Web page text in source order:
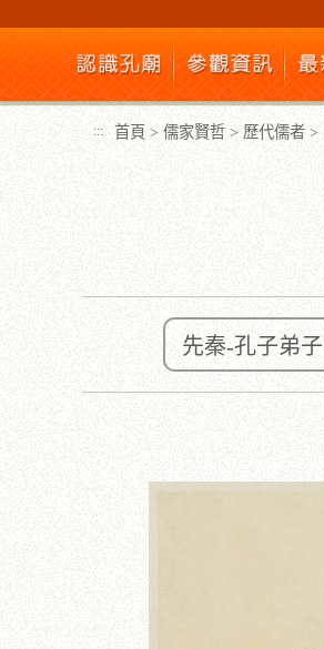
主
要
內
容
區
塊
::: 首頁 > 儒家賢哲 > 歷代儒者 >
先秦-孔子弟子
:::